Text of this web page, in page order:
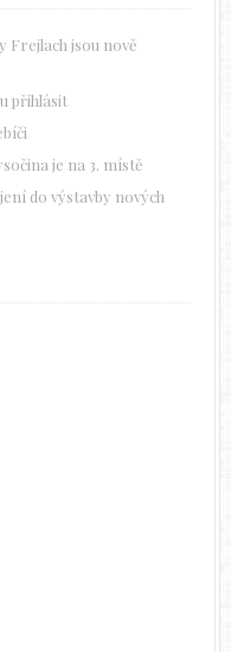
Frejlach jsou nově
přihlásit
je na 3. místě
do výstavby nových